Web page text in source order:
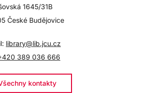
1645/31B
České Budějovice
library@lib.jcu.cz
389 036 666
kontakty